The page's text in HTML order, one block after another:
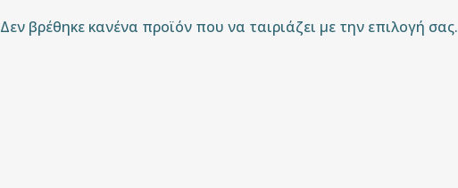
Δεν βρέθηκε κανένα προϊόν που να ταιριάζει με την επιλογή σας.